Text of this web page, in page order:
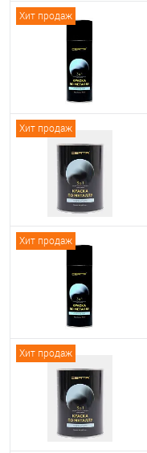
Хит продаж
Хит продаж
Хит продаж
Хит продаж